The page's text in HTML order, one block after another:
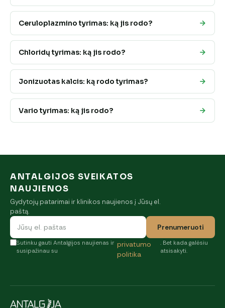
Ceruloplazmino tyrimas: ką jis rodo?
Chloridų tyrimas: ką jis rodo?
Jonizuotas kalcis: ką rodo tyrimas?
Vario tyrimas: ką jis rodo?
ANTALGIJOS SVEIKATOS
NAUJIENOS
Gydytojų patarimai ir klinikos naujienos į Jūsų el.
paštą.
Prenumeruoti
Sutinku gauti Antalgijos naujienas ir
susipažinau su
privatumo
politika
. Bet kada galėsiu
atsisakyti.